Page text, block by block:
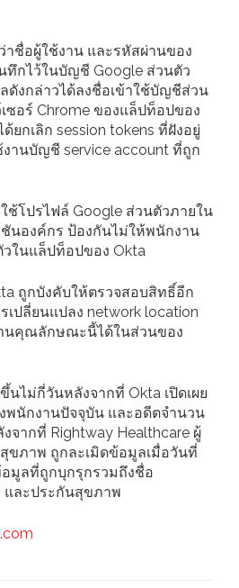
าชื่อผู้ใช้งาน และรหัสผ่านของ
ทึกไว้ในบัญชี Google ส่วนตัว
ดังกล่าวได้ลงชื่อเข้าใช้บัญชีส่วน
ซอร์ Chrome ของแล็ปท็อปของ
ยกเลิก session tokens ที่ฝังอยู่
านบัญชี service account ที่ถูก
ช้โปรไฟล์ Google ส่วนตัวภายใน
ชันองค์กร ป้องกันไม่ให้พนักงาน
ในแล็ปท็อปของ Okta
ถูกบังคับให้ตรวจสอบสิทธิ์อีก
เปลี่ยนแปลง network location
นคุณลักษณะนี้ได้ในส่วนของ
ไม่กี่วันหลังจากที่ Okta เปิดเผย
นักงานปัจจุบัน และอดีตจำนวน
งจากที่ Rightway Healthcare ผู้
ขภาพ ถูกละเมิดข้อมูลเมื่อวันที่
มูลที่ถูกบุกรุกรวมถึงชื่อ
และประกันสุขภาพ